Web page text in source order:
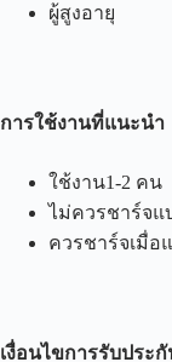
ผู้สูงอายุ
การใช้งานที่แนะนำ
ใช้งาน1-2 คน
ไม่ควรชาร์จแ
ควรชาร์จเมื่อ
เงื่อนไขการรับประ